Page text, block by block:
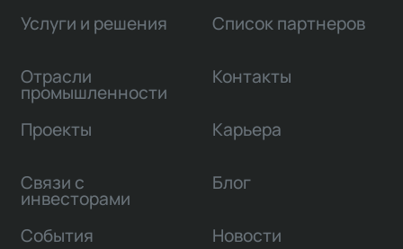
Услуги и решения
Отрасли
промышленности
Проекты
Связи с
инвесторами
Список партнеров
Контакты
Карьера
Блог
События Новости